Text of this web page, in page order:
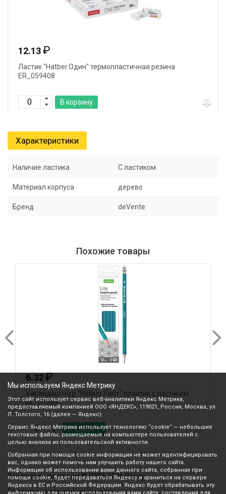
12.13₽
Ластик "Hatber.Один" термопластичная резина
ER_059408
В корзину
Характеристики
Наличие ластика С ластиком
Материал корпуса дерево
Бренд deVente
Похожие товары
6.32₽
Карандаш ч\гр "Hatber.Лайт" пластик с ластиком
BL_072857
В корзину
Все права защищены © 2003-2026 Вилор
Политика конфиденциальности
Мы используем Яндекс Метрику
Этот сайт использует сервис веб-аналитики Яндекс Метрика,
предоставляемый компанией ООО «ЯНДЕКС», 119021, Россия, Москва, ул.
Л. Толстого, 16 (далее — Яндекс).
Сервис Яндекс Метрика использует технологию “cookie” — небольшие
текстовые файлы, размещаемые на компьютере пользователей с
целью анализа их пользовательской активности.
Собранная при помощи cookie информация не может идентифицировать
вас, однако может помочь нам улучшить работу нашего сайта.
Информация об использовании вами данного сайта, собранная при
помощи cookie, будет передаваться Яндексу и храниться на сервере
Яндекса в ЕС и Российской Федерации. Яндекс будет обрабатывать эту